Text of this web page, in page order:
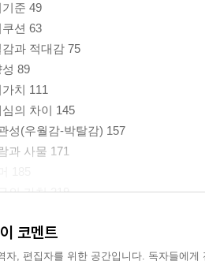
준 49
션 63
과 적대감 75
89
치 111
의 차이 145
성(우월감-박탈감) 157
과 사물 171
의 가치 219
적인 감정과 부정적인 감정 255
269
코멘트
자, 편집자를 위한 공간입니다. 독자들에게